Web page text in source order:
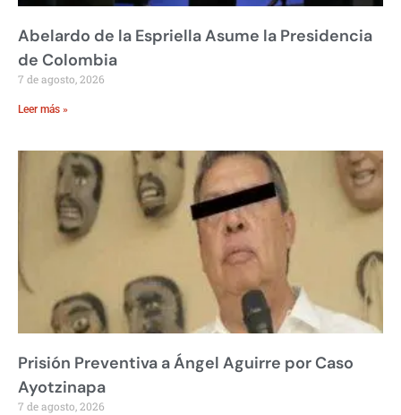
Abelardo de la Espriella Asume la Presidencia
de Colombia
7 de agosto, 2026
Leer más »
Prisión Preventiva a Ángel Aguirre por Caso
Ayotzinapa
7 de agosto, 2026